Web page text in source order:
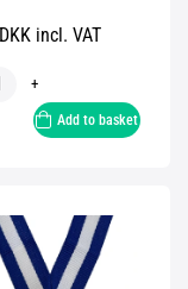
incl. VAT
+
Add to basket